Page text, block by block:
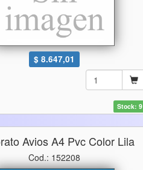
$ 8.647,01
Stock: 9
Avios A4 Pvc Color Lila
Cod.: 152208